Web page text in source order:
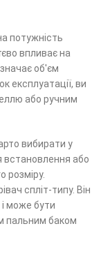
потужність
впливає на
об'єм
експлуатації, ви
або ручним
вибирати у
встановлення або
розміру.
спліт-типу. Він
може бути
пальним баком